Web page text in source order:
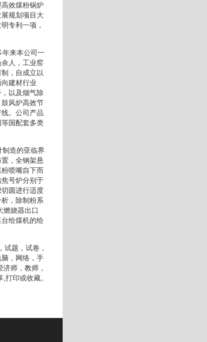
效煤粉锅炉
规划项目大
专利一项，
年来本公司一
人，工业窑
，自成立以
建材行业
以及烟气除
风炉高效节
。公司产品
国配套多类
造的亚临界
，全钢架悬
喷嘴自下而
号炉分别于
圆进行适度
，除制粉系
燃烧器出口
给煤机的给
题，试卷，
，网络，手
师，教师，
印或收藏。